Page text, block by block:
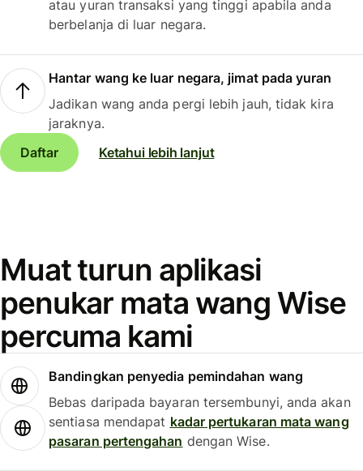
atau yuran transaksi yang tinggi apabila anda
berbelanja di luar negara.
Hantar wang ke luar negara, jimat pada yuran
Jadikan wang anda pergi lebih jauh, tidak kira
jaraknya.
Daftar
Ketahui lebih lanjut
Muat turun aplikasi
penukar mata wang Wise
percuma kami
Bandingkan penyedia pemindahan wang
Bebas daripada bayaran tersembunyi, anda akan
sentiasa mendapat kadar pertukaran mata wang
pasaran pertengahan dengan Wise.